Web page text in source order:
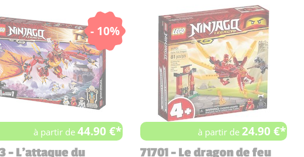
- 10%
à partir de44.90 €*
- L'attaque du
à partir de24.90 €*
71701 - Le dragon de feu